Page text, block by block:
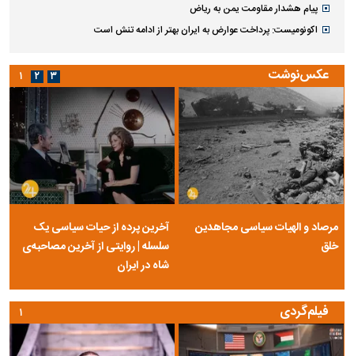
پیام هشدار مقاومت یمن به ریاض
اکونومیست: پرداخت عوارض به ایران بهتر از ادامه تنش است
عکس‌نوشت
مرصاد و الهیات سیاسی مجاهدین
خلق
آخرین پرده از حیات سیاسی یک
سلسله | روایتی از آخرین مصاحبه‌ی
شاه در ایران
۱ ۲ ۳
فیلم‌گردی ۱